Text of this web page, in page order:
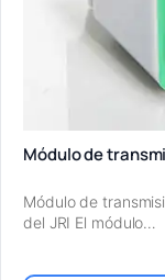
Módulo de
Módulo de
del JRI El módulo…